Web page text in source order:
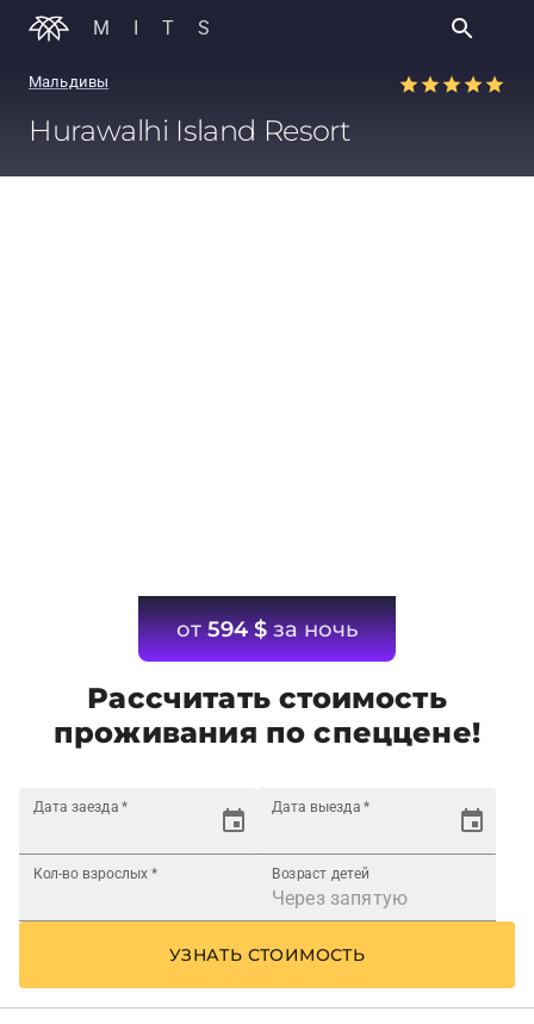
MITS
Мальдивы
Hurawalhi Island Resort
от594 $за ночь
Рассчитать стоимость
проживания по спеццене!
Дата заезда * Дата выезда *
Кол-во взрослых * Возраст детей
УЗНАТЬ СТОИМОСТЬ